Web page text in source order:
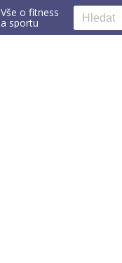
Vše o fitness
a sportu